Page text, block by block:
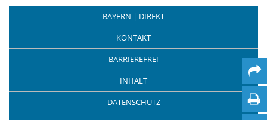
BAYERN | DIREKT
KONTAKT
BARRIEREFREI
INHALT
DATENSCHUTZ